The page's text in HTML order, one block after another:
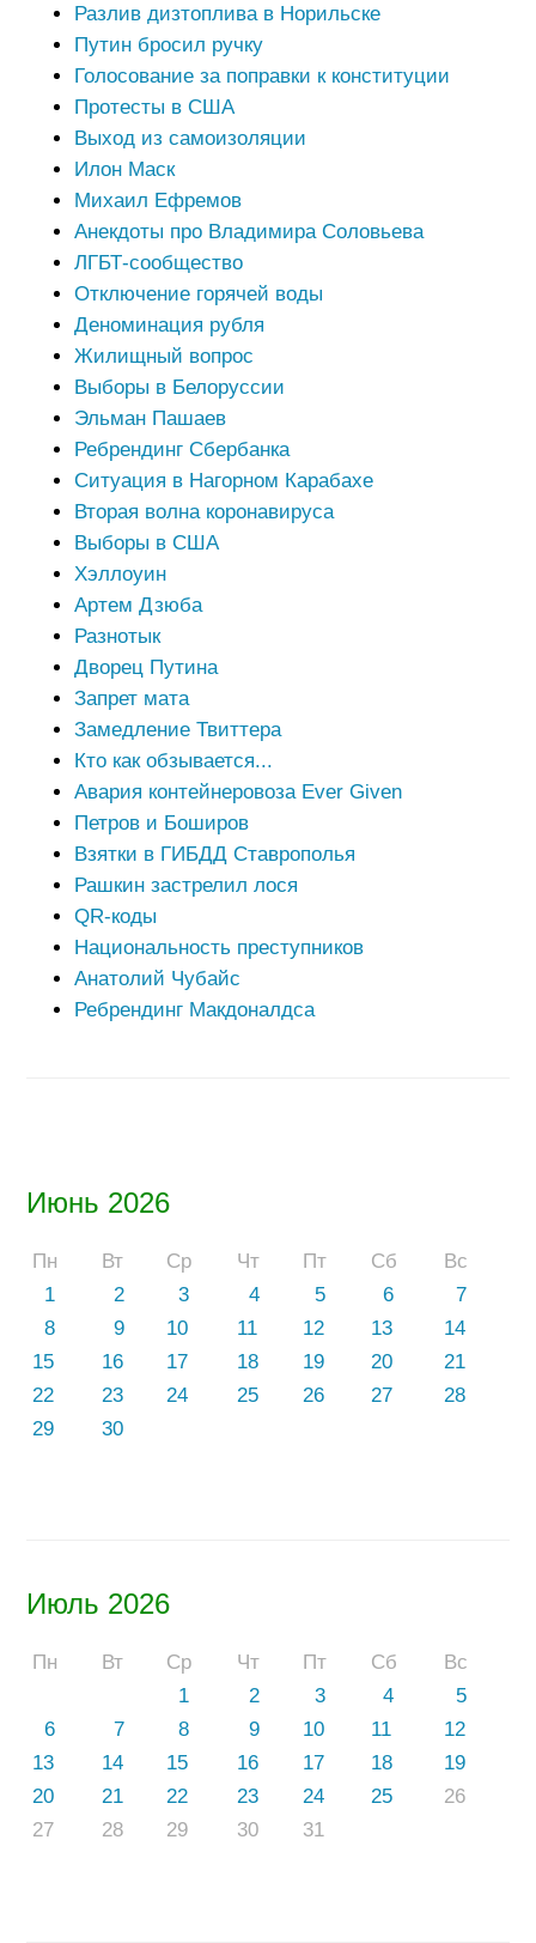
Июнь 2026
Пн Вт Ср Чт Пт Сб
Вс
1
2 3 4 5 6
7
8
9 10 11 12 13
14
15
16 17 18 19 20
21
22
23 24 25 26 27
28
29
30
Июль 2026
Пн Вт Ср Чт Пт Сб
Вс
1
2 3 4
5
6
7 8 9 10 11
12
13
14 15 16 17 18
19
20
21 22 23 24 25
26
27
28 29 30 31
Разлив дизтоплива в Норильске
Путин бросил ручку
Голосование за поправки к конституции
Протесты в США
Выход из самоизоляции
Илон Маск
Михаил Ефремов
Анекдоты про Владимира Соловьева
ЛГБТ-сообщество
Отключение горячей воды
Деноминация рубля
Жилищный вопрос
Выборы в Белоруссии
Эльман Пашаев
Ребрендинг Сбербанка
Ситуация в Нагорном Карабахе
Вторая волна коронавируса
Выборы в США
Хэллоуин
Артем Дзюба
Разнотык
Дворец Путина
Запрет мата
Замедление Твиттера
Кто как обзывается...
Авария контейнеровоза Ever Given
Петров и Боширов
Взятки в ГИБДД Ставрополья
Рашкин застрелил лося
QR-коды
Национальность преступников
Анатолий Чубайс
Ребрендинг Макдоналдса